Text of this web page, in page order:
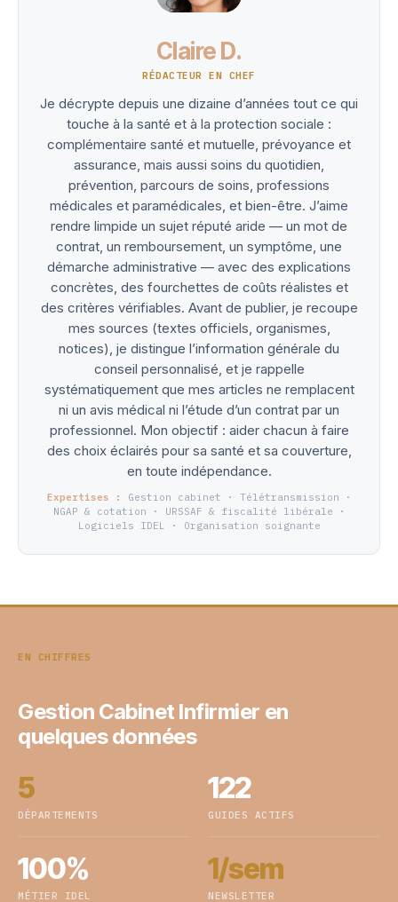
Claire D.
RÉDACTEUR EN CHEF
Je décrypte depuis une dizaine d’années tout ce qui
touche à la santé et à la protection sociale :
complémentaire santé et mutuelle, prévoyance et
assurance, mais aussi soins du quotidien,
prévention, parcours de soins, professions
médicales et paramédicales, et bien-être. J’aime
rendre limpide un sujet réputé aride — un mot de
contrat, un remboursement, un symptôme, une
démarche administrative — avec des explications
concrètes, des fourchettes de coûts réalistes et
des critères vérifiables. Avant de publier, je recoupe
mes sources (textes officiels, organismes,
notices), je distingue l’information générale du
conseil personnalisé, et je rappelle
systématiquement que mes articles ne remplacent
ni un avis médical ni l’étude d’un contrat par un
professionnel. Mon objectif : aider chacun à faire
des choix éclairés pour sa santé et sa couverture,
en toute indépendance.
Expertises :
Gestion cabinet · Télétransmission ·
NGAP & cotation · URSSAF & fiscalité libérale ·
Logiciels IDEL · Organisation soignante
EN CHIFFRES
Gestion Cabinet Infirmier en
quelques données
5
DÉPARTEMENTS
122
GUIDES ACTIFS
100%
MÉTIER IDEL
1/sem
NEWSLETTER